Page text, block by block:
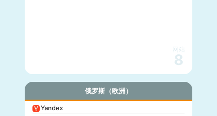
网站
8
俄罗斯（欧洲）
Yandex